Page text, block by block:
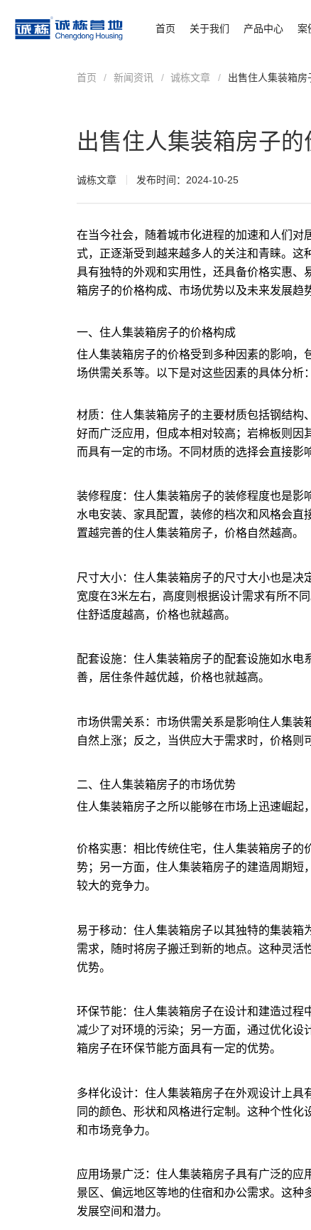
首页 关于我们 产品中心 案
首页 / 新闻资讯 / 诚栋文章 / 出售住人集装箱房
出售住人集装箱房子的
诚栋文章 发布时间：2024-10-25
在当今社会，随着城市化进程的加速和人们对
式，正逐渐受到越来越多人的关注和青睐。这
具有独特的外观和实用性，还具备价格实惠
箱房子的价格构成、市场优势以及未来发展趋
一、住人集装箱房子的价格构成
住人集装箱房子的价格受到多种因素的影响
场供需关系等。以下是对这些因素的具体分析：
材质：住人集装箱房子的主要材质包括钢结构
好而广泛应用，但成本相对较高；岩棉板则
而具有一定的市场。不同材质的选择会直接影
装修程度：住人集装箱房子的装修程度也是影
水电安装、家具配置，装修的档次和风格会
置越完善的住人集装箱房子，价格自然越高。
尺寸大小：住人集装箱房子的尺寸大小也是决
宽度在3米左右，高度则根据设计需求有所不
住舒适度越高，价格也就越高。
配套设施：住人集装箱房子的配套设施如水
善，居住条件越优越，价格也就越高。
市场供需关系：市场供需关系是影响住人集
自然上涨；反之，当供应大于需求时，价格则
二、住人集装箱房子的市场优势
住人集装箱房子之所以能够在市场上迅速崛起
价格实惠：相比传统住宅，住人集装箱房子
势；另一方面，住人集装箱房子的建造周期短
较大的竞争力。
易于移动：住人集装箱房子以其独特的集装箱
需求，随时将房子搬迁到新的地点。这种灵
优势。
环保节能：住人集装箱房子在设计和建造过程
减少了对环境的污染；另一方面，通过优化
箱房子在环保节能方面具有一定的优势。
多样化设计：住人集装箱房子在外观设计上
同的颜色、形状和风格进行定制。这种个性
和市场竞争力。
应用场景广泛：住人集装箱房子具有广泛的
景区、偏远地区等地的住宿和办公需求。这种
发展空间和潜力。